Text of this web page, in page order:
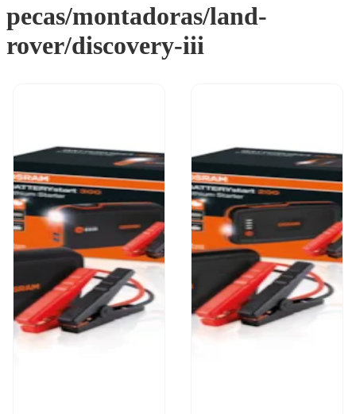
pecas/montadoras/land-
rover/discovery-iii